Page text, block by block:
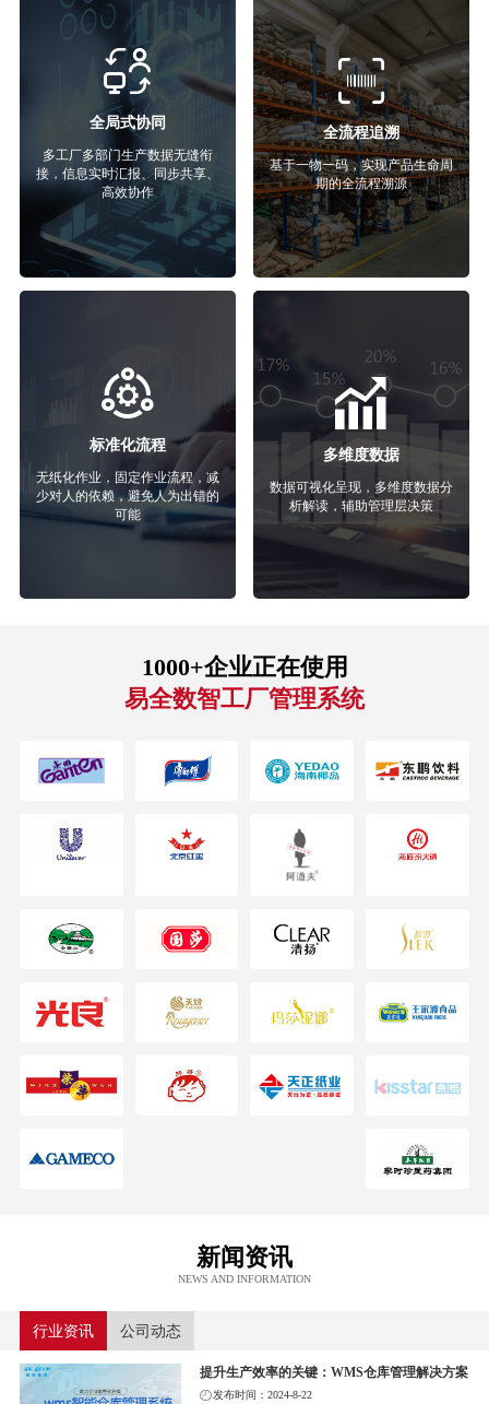
全局式协同
多工厂多部门生产数据无缝衔
接，信息实时汇报、同步共享、
高效协作
全流程追溯
基于一物一码，实现产品生命周
期的全流程溯源
标准化流程
无纸化作业，固定作业流程，减
少对人的依赖，避免人为出错的
可能
多维度数据
数据可视化呈现，多维度数据分
析解读，辅助管理层决策
1000+企业正在使用
易全数智工厂管理系统
新闻资讯
NEWS AND INFORMATION
行业资讯 公司动态
提升生产效率的关键：WMS仓库管理解决方案
发布时间：2024-8-22